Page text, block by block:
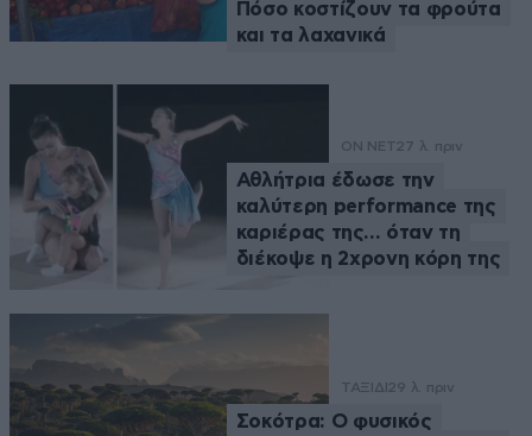
Πόσο κοστίζουν τα φρούτα
και τα λαχανικά
ON NET27 λ. πριν
Αθλήτρια έδωσε την
καλύτερη performance της
καριέρας της… όταν τη
διέκοψε η 2χρονη κόρη της
ΤΑΞΙΔΙ29 λ. πριν
Σοκότρα: Ο φυσικός